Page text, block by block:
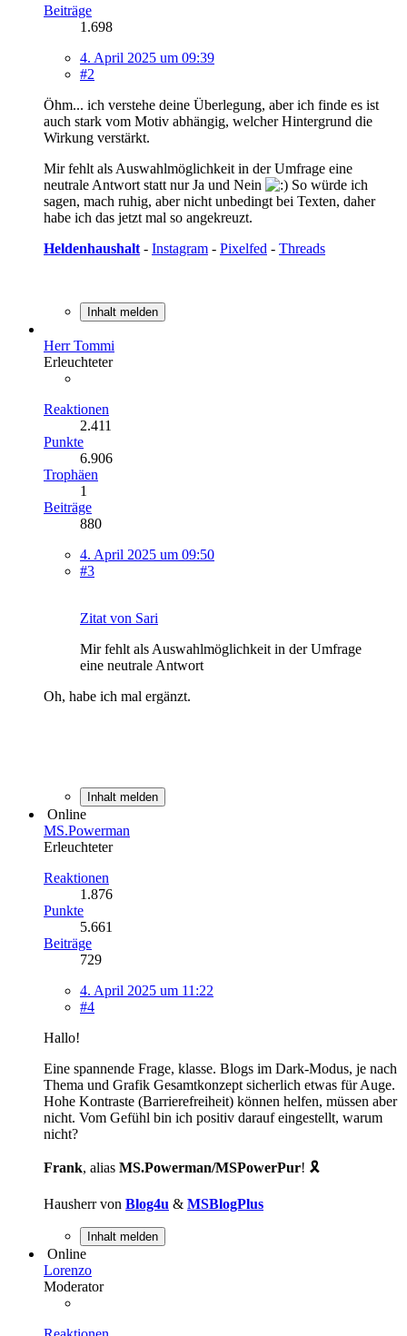
Beiträge
1.698
4. April 2025 um 09:39
#2
Öhm... ich verstehe deine Überlegung, aber ich finde es ist
auch stark vom Motiv abhängig, welcher Hintergrund die
Wirkung verstärkt.
Mir fehlt als Auswahlmöglichkeit in der Umfrage eine
neutrale Antwort statt nur Ja und Nein
So würde ich
sagen, mach ruhig, aber nicht unbedingt bei Texten, daher
habe ich das jetzt mal so angekreuzt.
Heldenhaushalt - Instagram - Pixelfed - Threads
Inhalt melden
Herr Tommi
Erleuchteter
Reaktionen
2.411
Punkte
6.906
Trophäen
1
Beiträge
880
4. April 2025 um 09:50
#3
Zitat von Sari
Mir fehlt als Auswahlmöglichkeit in der Umfrage
eine neutrale Antwort
Oh, habe ich mal ergänzt.
Inhalt melden
Online
MS.Powerman
Erleuchteter
Reaktionen
1.876
Punkte
5.661
Beiträge
729
4. April 2025 um 11:22
#4
Hallo!
Eine spannende Frage, klasse. Blogs im Dark-Modus, je nach
Thema und Grafik Gesamtkonzept sicherlich etwas für Auge.
Hohe Kontraste (Barrierefreiheit) können helfen, müssen aber
nicht. Vom Gefühl bin ich positiv darauf eingestellt, warum
nicht?
Frank, alias MS.Powerman/MSPowerPur! 🎗️
Hausherr von Blog4u & MSBlogPlus
Inhalt melden
Online
Lorenzo
Moderator